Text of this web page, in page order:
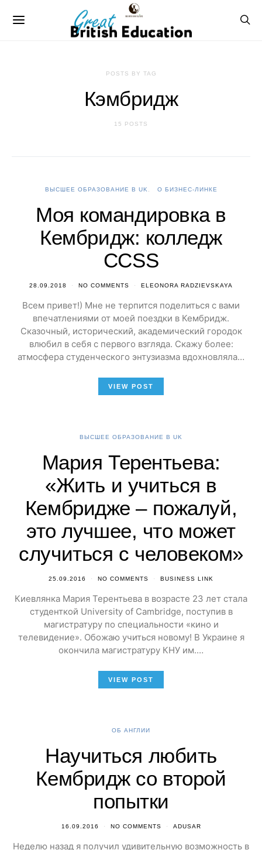
POSTS BY TAG
Кэмбридж
15 POSTS
ВЫСШЕЕ ОБРАЗОВАНИЕ В UK О БИЗНЕС-ЛИНКЕ
Моя командировка в
Кембридж: колледж
CCSS
28.09.2018 NO COMMENTS ELEONORA RADZIEVSKAYA
Всем привет!) Мне не терпится поделиться с вами
впечатлениями от моей поездки в Кембридж.
Сказочный, исторический, академический городок
влюбил в себя с первого взгляда. Скажу более:
атмосфера студенческого энтузиазма вдохновляла…
VIEW POST
ВЫСШЕЕ ОБРАЗОВАНИЕ В UK
Мария Терентьева:
«Жить и учиться в
Кембридже – пожалуй,
это лучшее, что может
случиться с человеком»
25.09.2016 NO COMMENTS BUSINESS LINK
Киевлянка Мария Терентьева в возрасте 23 лет стала
студенткой University of Cambridge, поступив в
магистратуру по специальности «кино и
телевидение». Обожаю учиться новому! В Украине я
окончила магистратуру КНУ им.…
VIEW POST
ОБ АНГЛИИ
Научиться любить
Кембридж со второй
попытки
16.09.2016 NO COMMENTS ADUSAR
Неделю назад я получил удивительную возможность в